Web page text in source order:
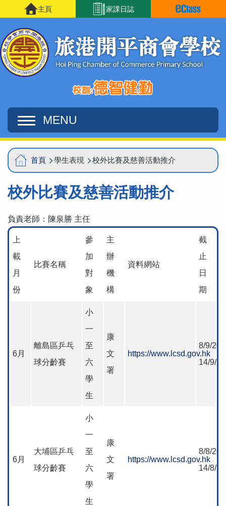
移至主內容 家課日誌
主頁
MENU
Main
navigation
導
航
連
首頁 學生表現 校外比賽及慈善活動推介
校外比賽及慈善活動推介
負責老師：陳泉勝 主任
上
載
月
份
比賽名稱
參
加
對
象
主
辦
機
構
資料網站
截
止
日
期
6月
離島區乒乓
球分齡賽
小
一
至
六
學
生
康
文
署
https://www.lcsd.gov.hk
8/9/
14/9/
6月
大埔區乒乓
球分齡賽
小
一
至
六
學
生
康
文
署
https://www.lcsd.gov.hk
8/8/
14/8/